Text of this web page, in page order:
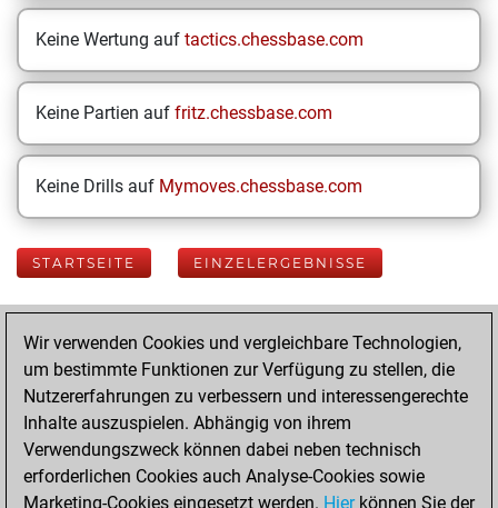
Keine Wertung auf tactics.chessbase.com
Keine Partien auf fritz.chessbase.com
Keine Drills auf Mymoves.chessbase.com
STARTSEITE EINZELERGEBNISSE
Your Latest App
Activity
Donnerstag,
August 6, 2026
Wir verwenden Cookies und vergleichbare Technologien,
um bestimmte Funktionen zur Verfügung zu stellen, die
Nutzererfahrungen zu verbessern und interessengerechte
Inhalte auszuspielen. Abhängig von ihrem
Verwendungszweck können dabei neben technisch
erforderlichen Cookies auch Analyse-Cookies sowie
Marketing-Cookies eingesetzt werden. Hierkönnen Sie der